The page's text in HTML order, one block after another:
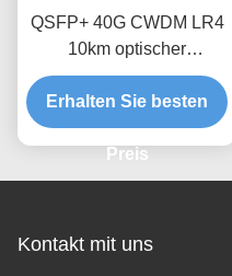
QSFP+ 40G CWDM LR4
10km optischer
Transceivermodul
Erhalten Sie besten
Preis
Kontakt mit uns